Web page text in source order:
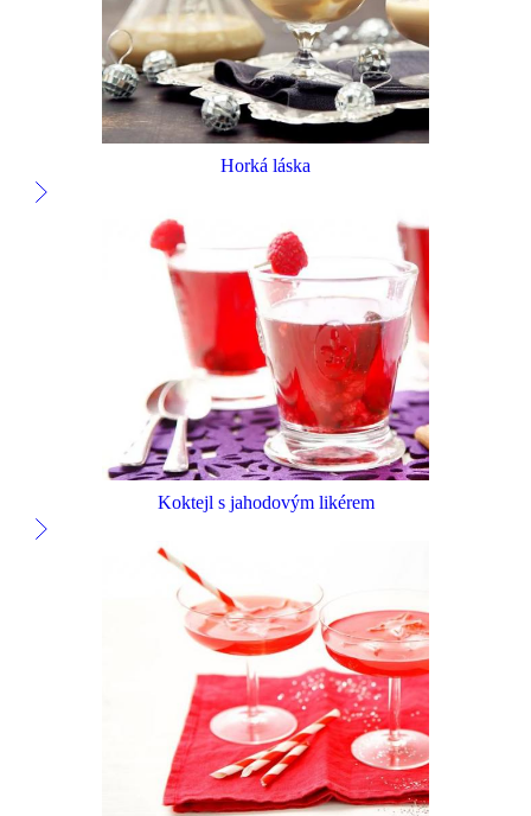
Horká láska
Koktejl s jahodovým likérem